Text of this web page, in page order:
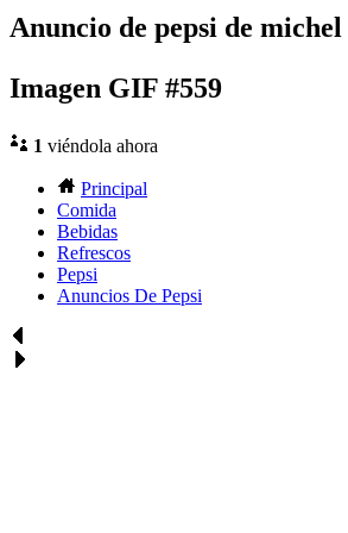
Anuncio de pepsi de
Imagen GIF #559
1 viéndola ahora
Principal
Comida
Bebidas
Refrescos
Pepsi
Anuncios De Pepsi